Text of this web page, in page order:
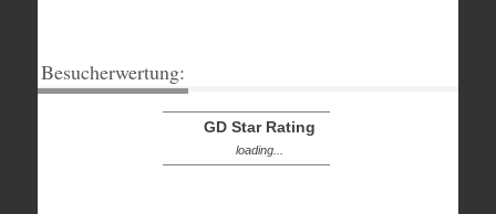
Besucherwertung:
GD Star Rating
loading...